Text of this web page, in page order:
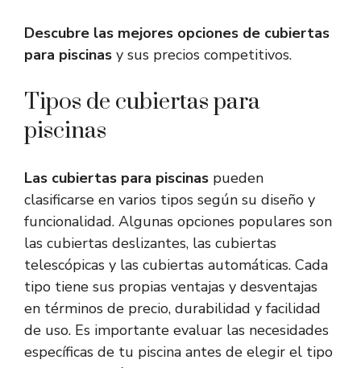
Descubre las mejores opciones de cubiertas
para piscinas y sus precios competitivos.
Tipos de cubiertas para
piscinas
Las cubiertas para piscinas pueden
clasificarse en varios tipos según su diseño y
funcionalidad. Algunas opciones populares son
las cubiertas deslizantes, las cubiertas
telescópicas y las cubiertas automáticas. Cada
tipo tiene sus propias ventajas y desventajas
en términos de precio, durabilidad y facilidad
de uso. Es importante evaluar las necesidades
específicas de tu piscina antes de elegir el tipo